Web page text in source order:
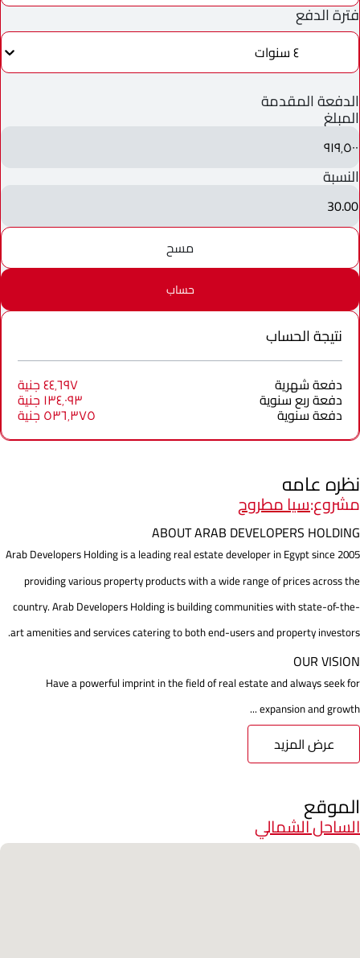
فترة الدفع
٤ سنوات
الدفعة المقدمة
المبلغ
٩١٩٬٥٠٠
النسبة
30.00
مسح
حساب
نتيجة الحساب
دفعة شهرية ٤٤٬٦٩٧ جنية
دفعة ربع سنوية ١٣٤٬٠٩٣ جنية
دفعة سنوية ٥٣٦٬٣٧٥ جنية
نظره عامه
مشروع:سيا مطروح
ABOUT ARAB DEVELOPERS HOLDING
Arab Developers Holding is a leading real estate developer in Egypt since 2005
providing various property products with a wide range of prices across the
country. Arab Developers Holding is building communities with state-of-the-
art amenities and services catering to both end-users and property investors.
OUR VISION
Have a powerful imprint in the field of real estate and always seek for
expansion and growth ...
عرض المزيد
الموقع
الساحل الشمالي